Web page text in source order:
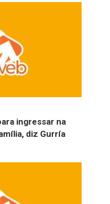
ingressar na
diz Gurría